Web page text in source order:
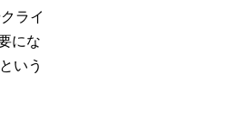
ライ
にな
いう